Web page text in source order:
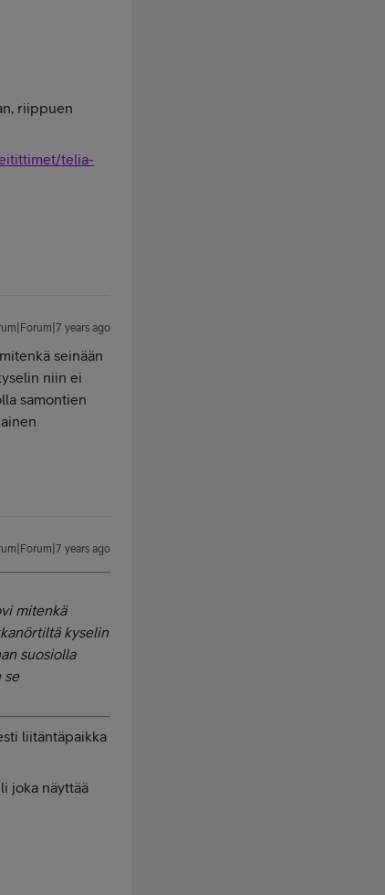
riippuen
telia-
years ago
seinään
niin ei
samontien
years ago
mitenkä
kyselin
suosiolla
se
liitäntäpaikka
joka näyttää